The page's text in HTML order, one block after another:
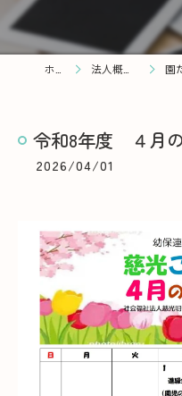
法人概要・理念 園だ
令和8年度 ４月
2026/04/01